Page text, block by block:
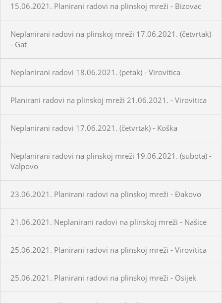
15.06.2021. Planirani radovi na plinskoj mreži - Bizovac
Neplanirani radovi na plinskoj mreži 17.06.2021. (četvrtak)
- Gat
Neplanirani radovi 18.06.2021. (petak) - Virovitica
Planirani radovi na plinskoj mreži 21.06.2021. - Virovitica
Neplanirani radovi 17.06.2021. (četvrtak) - Koška
Neplanirani radovi na plinskoj mreži 19.06.2021. (subota) -
Valpovo
23.06.2021. Planirani radovi na plinskoj mreži - Đakovo
21.06.2021. Neplanirani radovi na plinskoj mreži - Našice
25.06.2021. Planirani radovi na plinskoj mreži - Virovitica
25.06.2021. Planirani radovi na plinskoj mreži - Osijek